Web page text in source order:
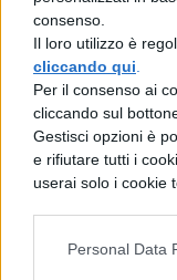
consenso.
Il loro utilizzo è
cliccando qui
Per il consenso ai
cliccando sul
Gestisci opzioni è
e rifiutare tutti i
userai solo i cookie
Personal Data
altro
che ha
della
Apple, il
poi dato vita
computer